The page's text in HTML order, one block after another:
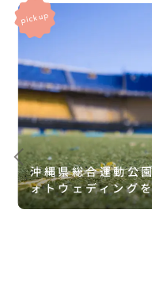
沖縄県総合運動公
ォトウェディング